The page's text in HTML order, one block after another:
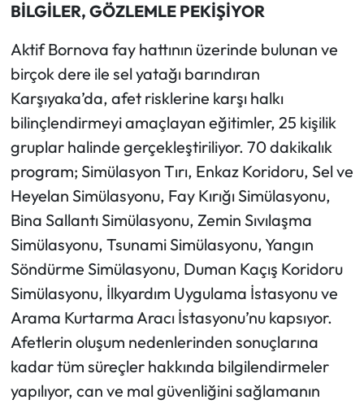
BİLGİLER, GÖZLEMLE PEKİŞİYOR
Aktif Bornova fay hattının üzerinde bulunan ve
birçok dere ile sel yatağı barındıran
Karşıyaka’da, afet risklerine karşı halkı
bilinçlendirmeyi amaçlayan eğitimler, 25 kişilik
gruplar halinde gerçekleştiriliyor. 70 dakikalık
program; Simülasyon Tırı, Enkaz Koridoru, Sel ve
Heyelan Simülasyonu, Fay Kırığı Simülasyonu,
Bina Sallantı Simülasyonu, Zemin Sıvılaşma
Simülasyonu, Tsunami Simülasyonu, Yangın
Söndürme Simülasyonu, Duman Kaçış Koridoru
Simülasyonu, İlkyardım Uygulama İstasyonu ve
Arama Kurtarma Aracı İstasyonu’nu kapsıyor.
Afetlerin oluşum nedenlerinden sonuçlarına
kadar tüm süreçler hakkında bilgilendirmeler
yapılıyor, can ve mal güvenliğini sağlamanın